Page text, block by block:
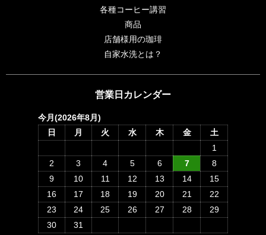
各種コーヒー講習
商品
店舗様用の珈琲
自家水洗とは？
営業日カレンダー
今月(2026年8月)
日
月 火 水 木 金
土
1
2
3 4 5 6 7
8
9
10 11 12 13 14
15
16
17 18 19 20 21
22
23
24 25 26 27 28
29
30
31